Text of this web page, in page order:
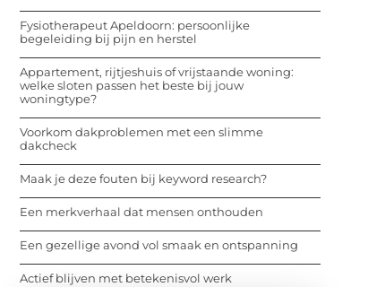
Fysiotherapeut Apeldoorn: persoonlijke
begeleiding bij pijn en herstel
Appartement, rijtjeshuis of vrijstaande woning:
welke sloten passen het beste bij jouw
woningtype?
Voorkom dakproblemen met een slimme
dakcheck
Maak je deze fouten bij keyword research?
Een merkverhaal dat mensen onthouden
Een gezellige avond vol smaak en ontspanning
Actief blijven met betekenisvol werk